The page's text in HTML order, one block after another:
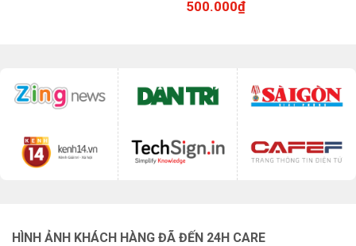
500.000₫
HÌNH ẢNH KHÁCH HÀNG ĐÃ ĐẾN 24H CARE